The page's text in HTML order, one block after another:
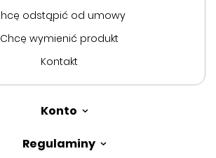
odstąpić od umowy
Chcę wymienić produkt
Kontakt
Konto
Regulaminy